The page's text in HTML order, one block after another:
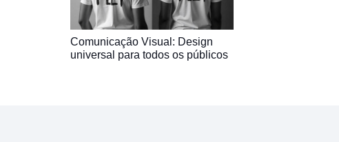
Comunicação Visual: Design
universal para todos os públicos